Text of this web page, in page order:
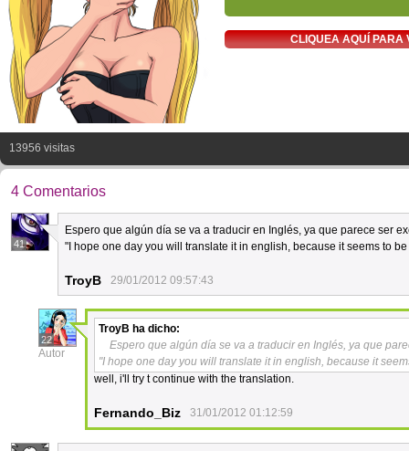
CLIQUEA AQUÍ PARA
13956 visitas
4 Comentarios
41
Espero que algún día se va a traducir en Inglés, ya que parece ser
"I hope one day you will translate it in english, because it seems to
TroyB 29/01/2012 09:57:43
22
Autor
TroyB ha dicho:
Espero que algún día se va a traducir en Inglés, ya que
"I hope one day you will translate it in english, because it
well, i'll try t continue with the translation.
Fernando_Biz 31/01/2012 01:12:59